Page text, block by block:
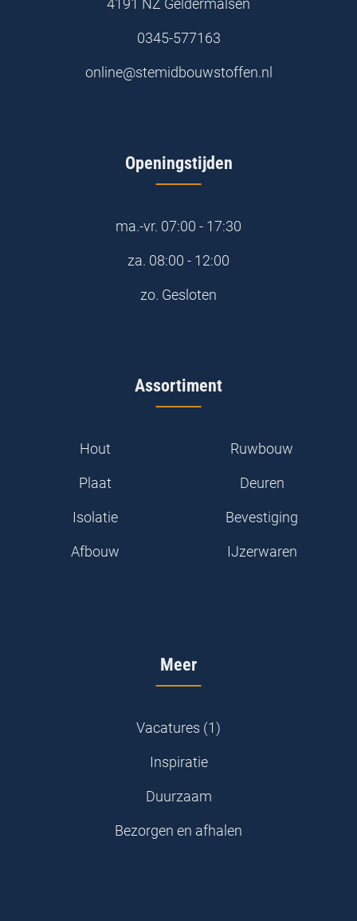
4191 NZ Geldermalsen
0345-577163
online@stemidbouwstoffen.nl
Openingstijden
ma.-vr. 07:00 - 17:30
za. 08:00 - 12:00
zo. Gesloten
Assortiment
Hout
Plaat
Isolatie
Afbouw
Ruwbouw
Deuren
Bevestiging
IJzerwaren
Meer
Vacatures (1)
Inspiratie
Duurzaam
Bezorgen en afhalen